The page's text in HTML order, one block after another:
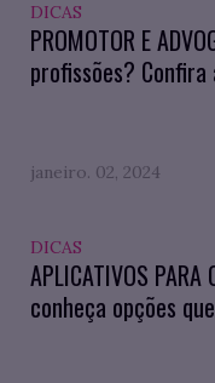
DICAS
PROMOTOR E
profissões?
janeiro. 02, 2024
DICAS
APLICATIVOS PARA
conheça opções